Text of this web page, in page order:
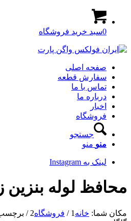
0سبد خرید فروشگاه
صفحه اصلی
سفارش قطعه
تماس با ما
درباره ما
اخبار
فروشگاه
جستجو
منو منو
لینک به Instagram
محافظ لوله بنزین
مکان شما: خانه 1
/ فروشگاه2
/